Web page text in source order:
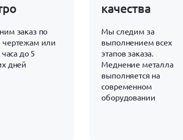
заказ по
или
до 5
дней
качества
Мы следим за
выполнением всех
этапов заказа.
Меднение металла
выполняется на
современном
оборудовании